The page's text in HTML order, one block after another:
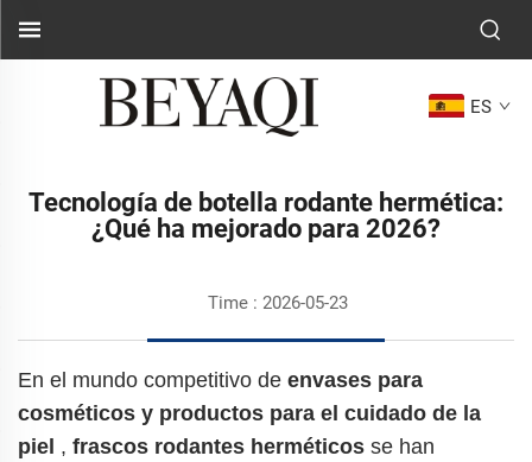
ES
Tecnología de botella rodante hermética:
¿Qué ha mejorado para 2026?
Time : 2026-05-23
En el mundo competitivo de envases para
cosméticos y productos para el cuidado de la
piel , frascos rodantes herméticos se han